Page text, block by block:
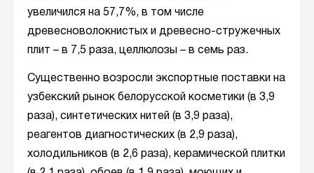
увеличился на 57,7%, в том числе
древесноволокнистых и древесно-стружечных
плит – в 7,5 раза, целлюлозы – в семь раз.
Существенно возросли экспортные поставки на
узбекский рынок белорусской косметики (в 3,9
раза), синтетических нитей (в 3,9 раза),
реагентов диагностических (в 2,9 раза),
холодильников (в 2,6 раза), керамической плитки